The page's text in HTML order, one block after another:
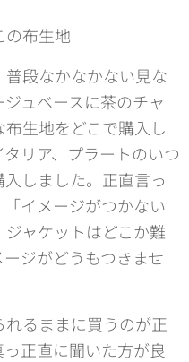
の布生地
段なかなかない見な
ュベースに茶のチャ
生地をどこで購入し
リア、プラートのいつ
しました。正直言っ
イメージがつかない
ャケットはどこか難
ジがどうもつきませ
るままに買うのが正
正直に聞いた方が良